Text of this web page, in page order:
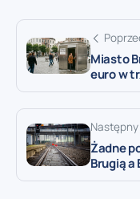
Miasto
euro w
Żadne
Brugią